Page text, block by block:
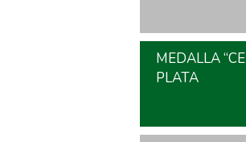
MEDALLA
PLATA